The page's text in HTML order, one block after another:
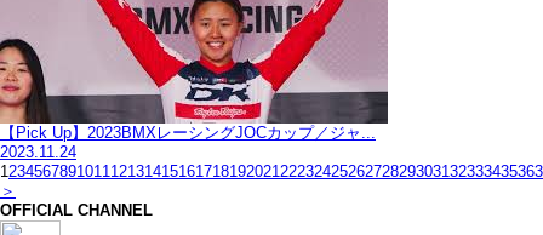
【Pick Up】2023BMXレーシングJOCカップ／ジャ...
2023.11.24
123456789101112131415161718192021222324252627282930313233343536
＞
OFFICIAL CHANNEL